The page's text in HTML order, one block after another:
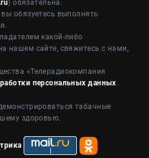
) обязательна.
обязуетесь выполнять
какой-либо
нашем сайте, свяжитесь с нами,
«Телерадиокомпания
персональных данных.
табачные
здоровью.